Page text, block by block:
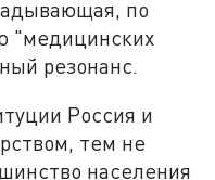
по
"медицинских
резонанс.
Россия и
тем не
населения